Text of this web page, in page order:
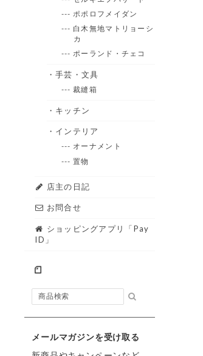
--- ポポロフメイダン
--- 白木無地マトリョーシ
カ
--- ポーランド・チェコ
・手芸・文具
--- 裁縫箱
・キッチン
・インテリア
--- オーナメント
--- 置物
店主の日記
お問合せ
ショッピングアプリ「Pay
ID」
メールマガジンを受け取る